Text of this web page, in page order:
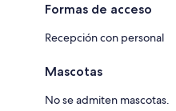
Formas de acceso
Recepción con personal
Mascotas
No se admiten mascotas.